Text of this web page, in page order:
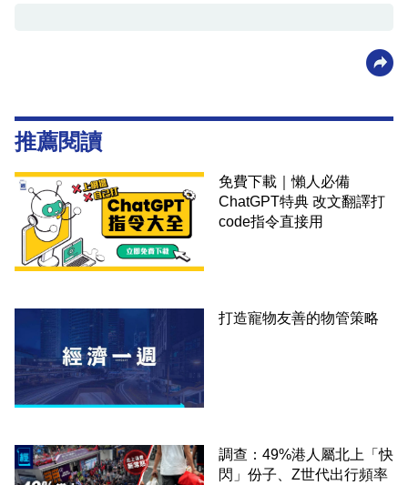
推薦閱讀
免費下載｜懶人必備
ChatGPT特典 改文翻譯打
code指令直接用
打造寵物友善的物管策略
調查：49%港人屬北上「快
閃」份子、Z世代出行頻率